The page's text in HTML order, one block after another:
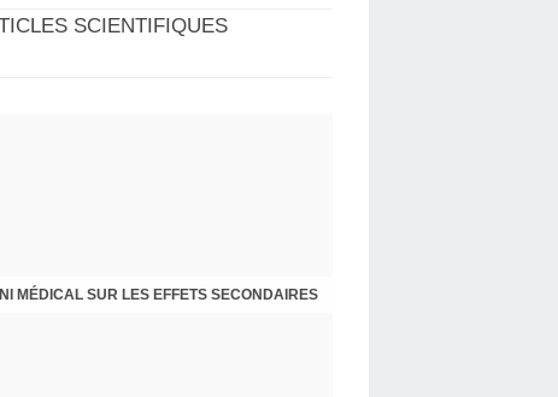
SCIENTIFIQUES
MÉDICAL SUR LES EFFETS SECONDAIRES